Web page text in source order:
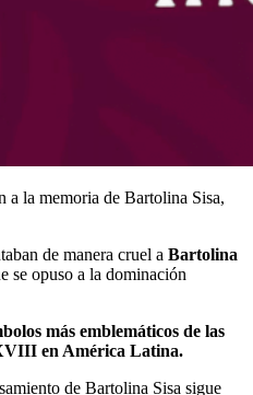
a la memoria de Bartolina Sisa,
de manera cruel a Bartolina
se opuso a la dominación
más emblemáticos de las
en América Latina.
de Bartolina Sisa sigue